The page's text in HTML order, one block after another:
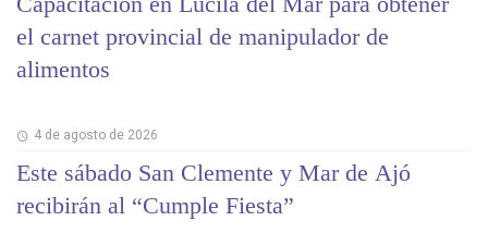
el carnet provincial de manipulador de
alimentos
4 de agosto de 2026
Este sábado San Clemente y Mar de Ajó
recibirán al “Cumple Fiesta”